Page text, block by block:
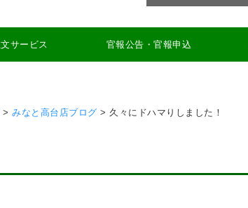
サービス 官報公告・官報申込
> みなと高台店ブログ > 久々にドハマりしました！